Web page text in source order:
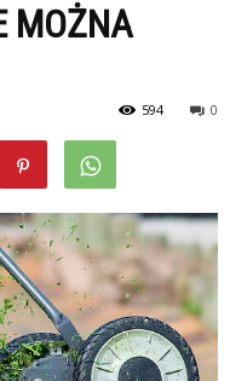
MOŻNA
0
594